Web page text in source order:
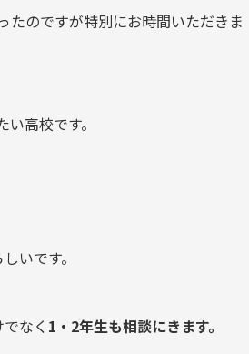
たのですが特別にお時間いただきま
高校です。
いです。
なく 1・2年生も相談にきます。